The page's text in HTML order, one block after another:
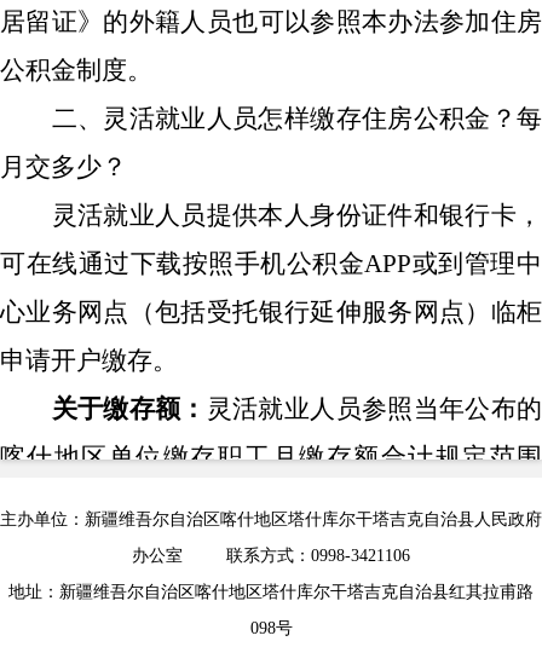
居留证》的外籍人员也可以参照本办法参加住房
公积金制度。
二、灵活就业人员怎样缴存住房公积金？每
月交多少？
灵活就业人员提供本人身份证件和银行卡，
可在线通过下载按照手机公积金APP或到管理中
心业务网点
（包括受托银行延伸服务网点） 临柜
申请开户缴存。
关于缴存额： 灵活就业人员参照当年公布的
喀什地区单位缴存职工月缴存额合计规定范围
（目前
2025年7 月前最高5950元 /月，最低162元/
月），自主确定月缴存额。
关于缴存方式：灵活就业人员签订缴存使用
主办单位：新疆维吾尔自治区喀什地区塔什库尔干塔吉克自治县人民政府
办公室 联系方式：0998-3421106
地址：新疆维吾尔自治区喀什地区塔什库尔干塔吉克自治县红其拉甫路
098号